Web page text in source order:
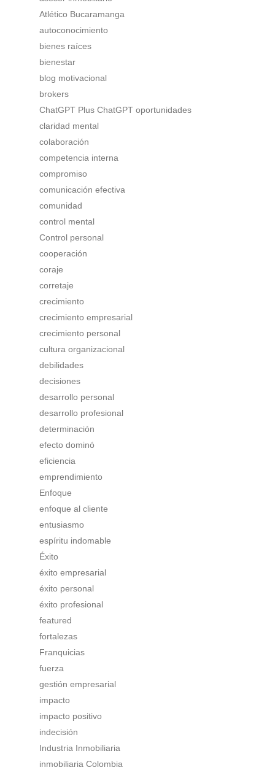
Atlético Bucaramanga
autoconocimiento
bienes raíces
bienestar
blog motivacional
brokers
ChatGPT Plus ChatGPT oportunidades
claridad mental
colaboración
competencia interna
compromiso
comunicación efectiva
comunidad
control mental
Control personal
cooperación
coraje
corretaje
crecimiento
crecimiento empresarial
crecimiento personal
cultura organizacional
debilidades
decisiones
desarrollo personal
desarrollo profesional
determinación
efecto dominó
eficiencia
emprendimiento
Enfoque
enfoque al cliente
entusiasmo
espíritu indomable
Éxito
éxito empresarial
éxito personal
éxito profesional
featured
fortalezas
Franquicias
fuerza
gestión empresarial
impacto
impacto positivo
indecisión
Industria Inmobiliaria
inmobiliaria Colombia